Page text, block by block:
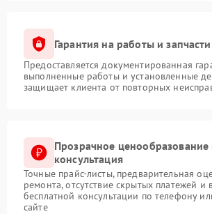
Гарантия на работы и запчасти
Предоставляется документированная
выполненные работы и установленные
защищает клиента от повторных
Прозрачное ценообразование
консультация
Точные прайс-листы, предварительная
ремонта, отсутствие скрытых платежей и
бесплатной консультации по телефону
сайте